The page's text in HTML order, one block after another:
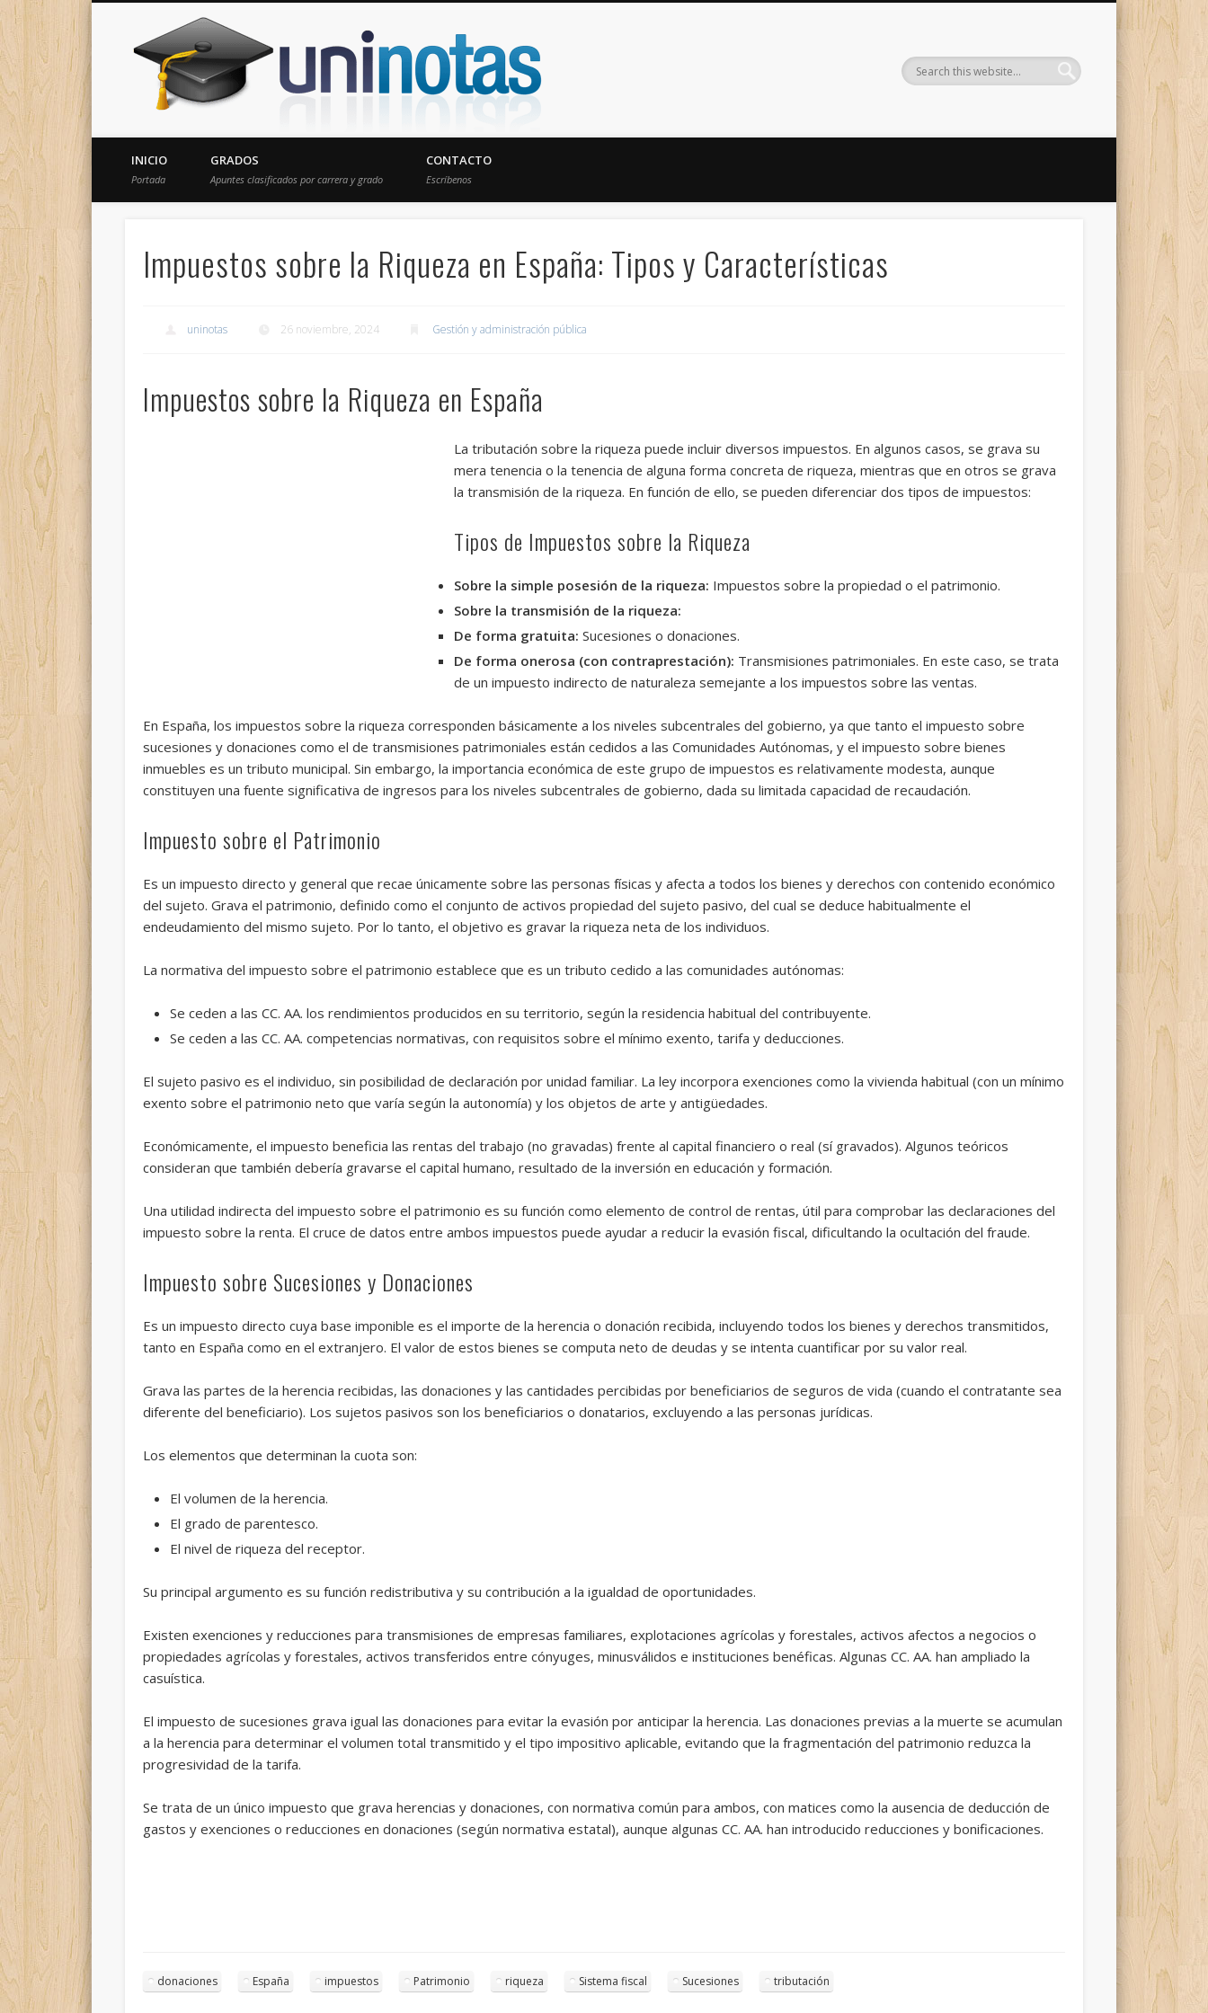
Donde encontrarás todas los apuntes de tu carrera
INICIO
Portada
GRADOS
Apuntes clasificados por carrera y grado
CONTACTO
Escríbenos
Impuestos sobre la Riqueza en España: Tipos y Características
uninotas 26 noviembre, 2024 Gestión y administración pública
Impuestos sobre la Riqueza en España
La tributación sobre la riqueza puede incluir diversos impuestos. En algunos casos, se grava su
mera tenencia o la tenencia de alguna forma concreta de riqueza, mientras que en otros se grava
la transmisión de la riqueza. En función de ello, se pueden diferenciar dos tipos de impuestos:
Tipos de Impuestos sobre la Riqueza
Sobre la simple posesión de la riqueza: Impuestos sobre la propiedad o el patrimonio.
Sobre la transmisión de la riqueza:
De forma gratuita: Sucesiones o donaciones.
De forma onerosa (con contraprestación): Transmisiones patrimoniales. En este caso, se trata
de un impuesto indirecto de naturaleza semejante a los impuestos sobre las ventas.
En España, los impuestos sobre la riqueza corresponden básicamente a los niveles subcentrales del gobierno, ya que tanto el impuesto sobre
sucesiones y donaciones como el de transmisiones patrimoniales están cedidos a las Comunidades Autónomas, y el impuesto sobre bienes
inmuebles es un tributo municipal. Sin embargo, la importancia económica de este grupo de impuestos es relativamente modesta, aunque
constituyen una fuente significativa de ingresos para los niveles subcentrales de gobierno, dada su limitada capacidad de recaudación.
Impuesto sobre el Patrimonio
Es un impuesto directo y general que recae únicamente sobre las personas físicas y afecta a todos los bienes y derechos con contenido económico
del sujeto. Grava el patrimonio, definido como el conjunto de activos propiedad del sujeto pasivo, del cual se deduce habitualmente el
endeudamiento del mismo sujeto. Por lo tanto, el objetivo es gravar la riqueza neta de los individuos.
La normativa del impuesto sobre el patrimonio establece que es un tributo cedido a las comunidades autónomas:
Se ceden a las CC. AA. los rendimientos producidos en su territorio, según la residencia habitual del contribuyente.
Se ceden a las CC. AA. competencias normativas, con requisitos sobre el mínimo exento, tarifa y deducciones.
El sujeto pasivo es el individuo, sin posibilidad de declaración por unidad familiar. La ley incorpora exenciones como la vivienda habitual (con un mínimo
exento sobre el patrimonio neto que varía según la autonomía) y los objetos de arte y antigüedades.
Económicamente, el impuesto beneficia las rentas del trabajo (no gravadas) frente al capital financiero o real (sí gravados). Algunos teóricos
consideran que también debería gravarse el capital humano, resultado de la inversión en educación y formación.
Una utilidad indirecta del impuesto sobre el patrimonio es su función como elemento de control de rentas, útil para comprobar las declaraciones del
impuesto sobre la renta. El cruce de datos entre ambos impuestos puede ayudar a reducir la evasión fiscal, dificultando la ocultación del fraude.
Impuesto sobre Sucesiones y Donaciones
Es un impuesto directo cuya base imponible es el importe de la herencia o donación recibida, incluyendo todos los bienes y derechos transmitidos,
tanto en España como en el extranjero. El valor de estos bienes se computa neto de deudas y se intenta cuantificar por su valor real.
Grava las partes de la herencia recibidas, las donaciones y las cantidades percibidas por beneficiarios de seguros de vida (cuando el contratante sea
diferente del beneficiario). Los sujetos pasivos son los beneficiarios o donatarios, excluyendo a las personas jurídicas.
Los elementos que determinan la cuota son:
El volumen de la herencia.
El grado de parentesco.
El nivel de riqueza del receptor.
Su principal argumento es su función redistributiva y su contribución a la igualdad de oportunidades.
Existen exenciones y reducciones para transmisiones de empresas familiares, explotaciones agrícolas y forestales, activos afectos a negocios o
propiedades agrícolas y forestales, activos transferidos entre cónyuges, minusválidos e instituciones benéficas. Algunas CC. AA. han ampliado la
casuística.
El impuesto de sucesiones grava igual las donaciones para evitar la evasión por anticipar la herencia. Las donaciones previas a la muerte se acumulan
a la herencia para determinar el volumen total transmitido y el tipo impositivo aplicable, evitando que la fragmentación del patrimonio reduzca la
progresividad de la tarifa.
Se trata de un único impuesto que grava herencias y donaciones, con normativa común para ambos, con matices como la ausencia de deducción de
gastos y exenciones o reducciones en donaciones (según normativa estatal), aunque algunas CC. AA. han introducido reducciones y bonificaciones.
donaciones España impuestos Patrimonio riqueza Sistema fiscal Sucesiones tributación